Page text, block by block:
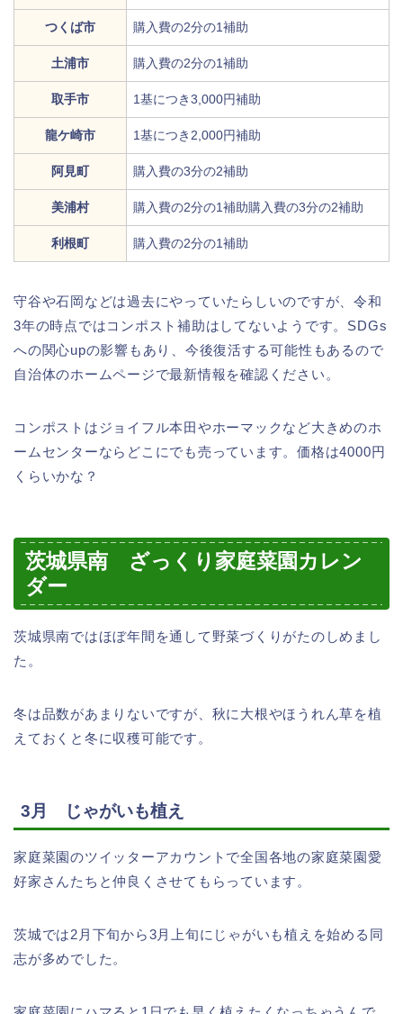
つくば市 購入費の2分の1補助
土浦市 購入費の2分の1補助
取手市 1基につき3,000円補助
龍ケ崎市 1基につき2,000円補助
阿見町 購入費の3分の2補助
美浦村 購入費の2分の1補助購入費の3分の2補助
利根町 購入費の2分の1補助
守谷や石岡などは過去にやっていたらしいのですが、令和
3年の時点ではコンポスト補助はしてないようです。SDGs
への関心upの影響もあり、今後復活する可能性もあるので
自治体のホームページで最新情報を確認ください。
コンポストはジョイフル本田やホーマックなど大きめのホ
ームセンターならどこにでも売っています。価格は4000円
くらいかな？
茨城県南 ざっくり家庭菜園カレン
ダー
茨城県南ではほぼ年間を通して野菜づくりがたのしめまし
た。
冬は品数があまりないですが、秋に大根やほうれん草を植
えておくと冬に収穫可能です。
3月 じゃがいも植え
家庭菜園のツイッターアカウントで全国各地の家庭菜園愛
好家さんたちと仲良くさせてもらっています。
茨城では2月下旬から3月上旬にじゃがいも植えを始める同
志が多めでした。